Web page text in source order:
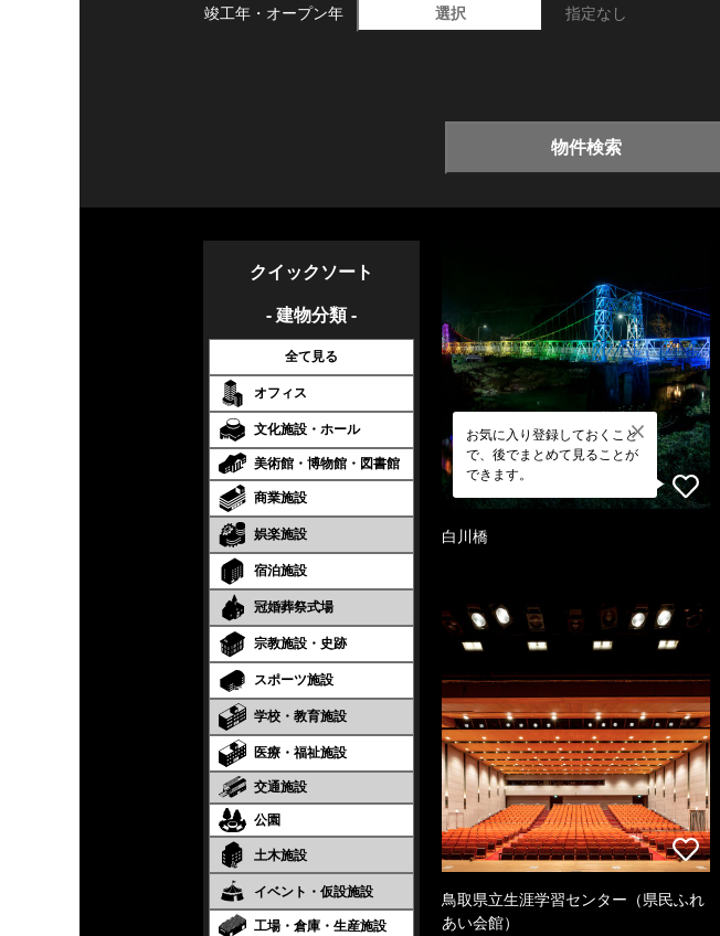
竣工年・ オープン年 選択 指定なし
物件検索
クイックソート
- 建物分類 -
全て見る
オフィス
文化施設・ホール
美術館・博物館・図書館
商業施設
娯楽施設
宿泊施設
冠婚葬祭式場
宗教施設・史跡
スポーツ施設
学校・教育施設
医療・福祉施設
交通施設
公園
土木施設
イベント・仮設施設
工場・倉庫・生産施設
お気に入り登録しておくこと
で、後でまとめて見ることが
できます。
白川橋
鳥取県立生涯学習センター（県民ふれ
あい会館）